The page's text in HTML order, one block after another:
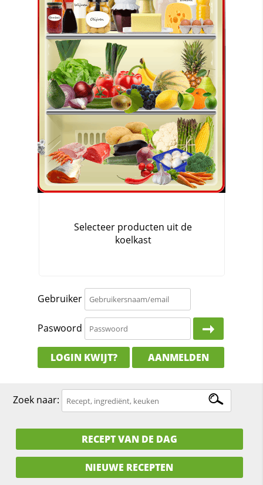
Gebruiker
Paswoord
LOGIN KWIJT? AANMELDEN
Zoek naar:
RECEPT VAN DE DAG
NIEUWE RECEPTEN